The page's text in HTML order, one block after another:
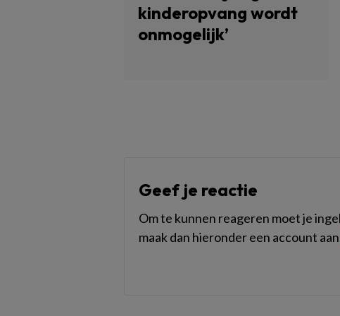
kinderopvang wordt
onmogelijk’
Geef je reactie
Om te kunnen reageren moet je
maak dan hieronder een account